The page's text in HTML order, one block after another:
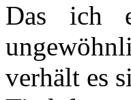
Das ich
verhält es